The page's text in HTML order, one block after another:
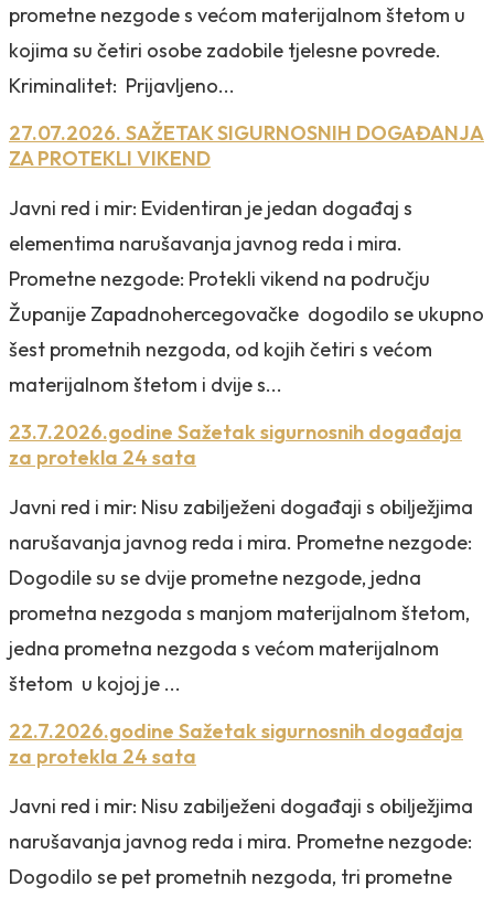
prometne nezgode s većom materijalnom štetom u
kojima su četiri osobe zadobile tjelesne povrede.
Kriminalitet: Prijavljeno...
27.07.2026. SAŽETAK SIGURNOSNIH DOGAĐANJA
ZA PROTEKLI VIKEND
Javni red i mir: Evidentiran je jedan događaj s
elementima narušavanja javnog reda i mira.
Prometne nezgode: Protekli vikend na području
Županije Zapadnohercegovačke dogodilo se ukupno
šest prometnih nezgoda, od kojih četiri s većom
materijalnom štetom i dvije s...
23.7.2026.godine Sažetak sigurnosnih događaja
za protekla 24 sata
Javni red i mir: Nisu zabilježeni događaji s obilježjima
narušavanja javnog reda i mira. Prometne nezgode:
Dogodile su se dvije prometne nezgode, jedna
prometna nezgoda s manjom materijalnom štetom,
jedna prometna nezgoda s većom materijalnom
štetom u kojoj je ...
22.7.2026.godine Sažetak sigurnosnih događaja
za protekla 24 sata
Javni red i mir: Nisu zabilježeni događaji s obilježjima
narušavanja javnog reda i mira. Prometne nezgode:
Dogodilo se pet prometnih nezgoda, tri prometne